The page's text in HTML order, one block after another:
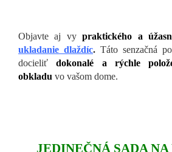
Objavte aj vypraktického a
ukladanie dlaždíc. Táto senzačná
docieliťdokonalé a rýchle
obkladu vo vašom dome.
JEDINEČNÁ SADA NA